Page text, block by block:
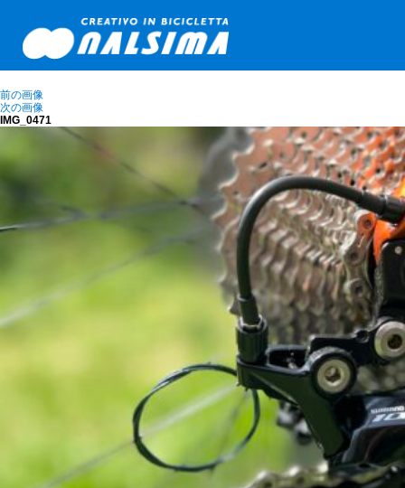
前の画像
次の画像
IMG_0471